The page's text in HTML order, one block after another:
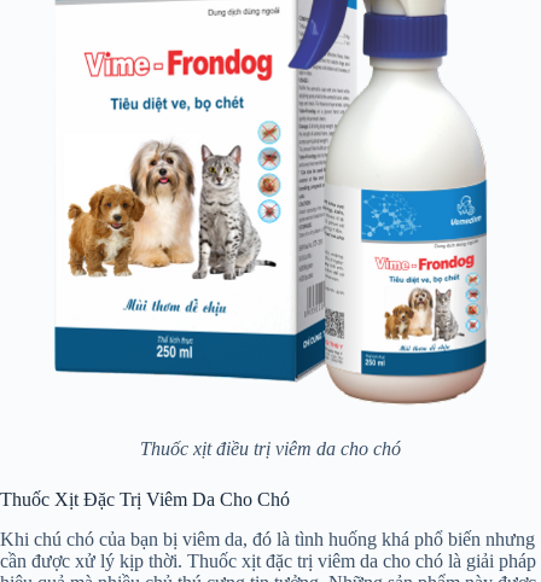
Thuốc xịt điều trị viêm da cho chó
Thuốc Xịt Đặc Trị Viêm Da Cho Chó
Khi chú chó của bạn bị viêm da, đó là tình huống khá phổ biến nhưng
cần được xử lý kịp thời. Thuốc xịt đặc trị viêm da cho chó là giải pháp